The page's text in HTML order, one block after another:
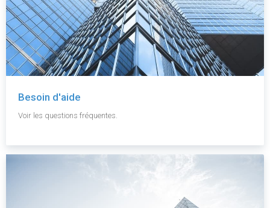
Besoin d'aide
Voir les questions fréquentes.